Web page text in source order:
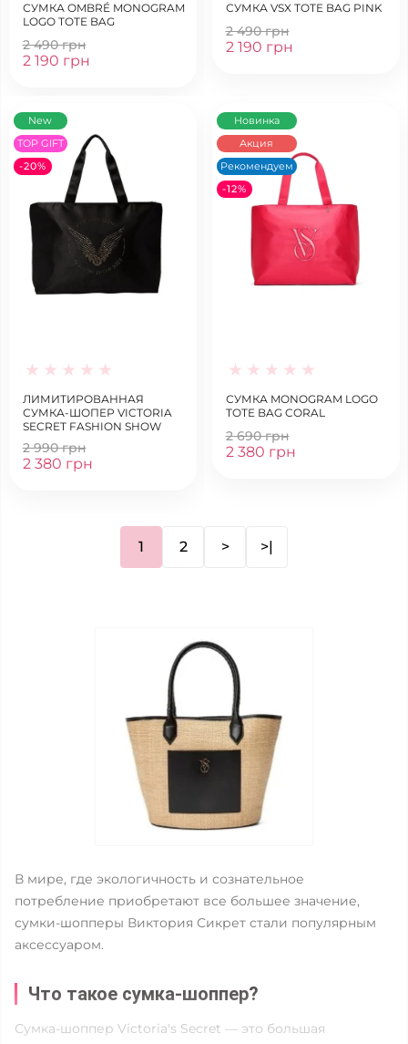
СУМКА OMBRÉ MONOGRAM
LOGO TOTE BAG
2 490 грн
2 190 грн
СУМКА VSX TOTE BAG PINK
2 490 грн
2 190 грн
New
TOP GIFT
-20%
ЛИМИТИРОВАННАЯ
СУМКА-ШОПЕР VICTORIA
SECRET FASHION SHOW
TOTE BAG
2 990 грн
2 380 грн
Новинка
Акция
Рекомендуем
-12%
СУМКА MONOGRAM LOGO
TOTE BAG CORAL
2 690 грн
2 380 грн
1 2 > >|
В мире, где экологичность и сознательное
потребление приобретают все большее значение,
сумки-шопперы Виктория Сикрет стали популярным
аксессуаром.
Что такое сумка-шоппер?
Сумка-шоппер Victoria's Secret — это большая